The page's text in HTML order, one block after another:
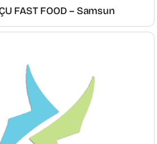
FAST FOOD – Samsun